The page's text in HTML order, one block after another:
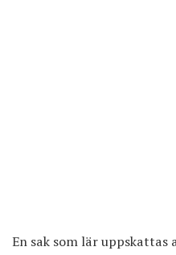
En sak som lär uppskattas